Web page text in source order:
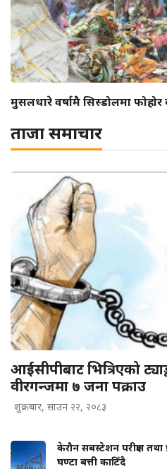
मुसलधारे वर्षामै सिस्डोलमा
ताजा समाचार
आईसीपीबाट भित्रिएको
वीरगन्जमा ७ जना पक्राउ
शुक्रबार, साउन २२, २०८३
केरौन सबस्टेशन परीक्षण तथा
घण्टा बत्ती काटिँदै